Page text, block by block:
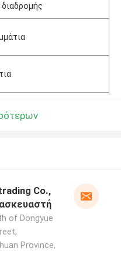
Co.,
of Dongyue
Province,